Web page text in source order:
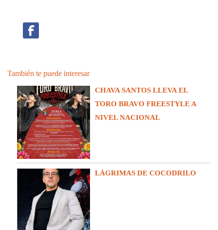
También te puede interesar
CHAVA SANTOS LLEVA EL
TORO BRAVO FREESTYLE A
NIVEL NACIONAL
LÁGRIMAS DE COCODRILO